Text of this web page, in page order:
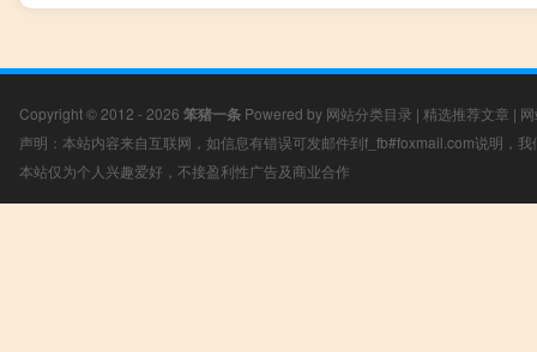
Copyright © 2012 - 2026 笨猪一条 Powered by 网站分类目录 | 精选推荐文章 |
声明：本站内容来自互联网，如信息有错误可发邮件到f_fb#foxmail.com说明，
本站仅为个人兴趣爱好，不接盈利性广告及商业合作